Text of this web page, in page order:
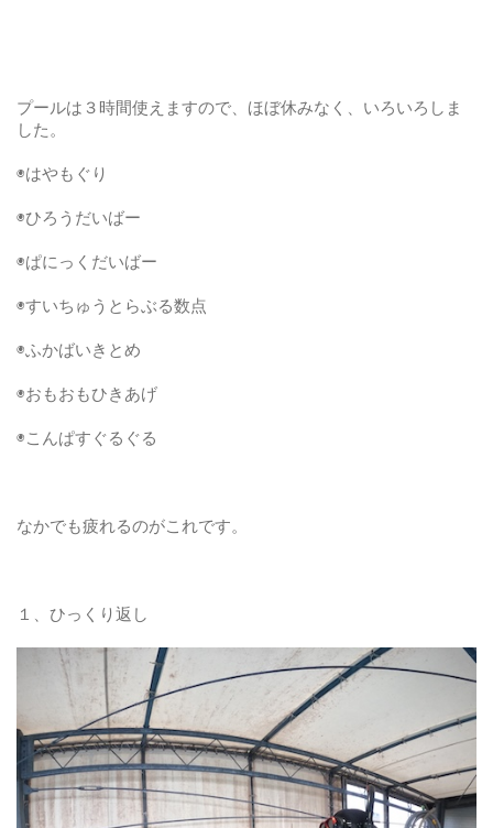
プールは３時間使えますので、ほぼ休みなく、いろいろしま
した。
◉はやもぐり
◉ひろうだいばー
◉ぱにっくだいばー
◉すいちゅうとらぶる数点
◉ふかばいきとめ
◉おもおもひきあげ
◉こんぱすぐるぐる
なかでも疲れるのがこれです。
１、ひっくり返し